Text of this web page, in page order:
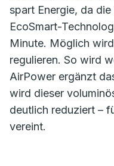
spart Energie, da
EcoSmart-
Minute. Möglich
regulieren. So wird
AirPower ergänzt
wird dieser
deutlich reduziert –
vereint.